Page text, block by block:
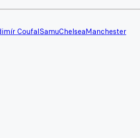
CoufalSamuChelseaManchester